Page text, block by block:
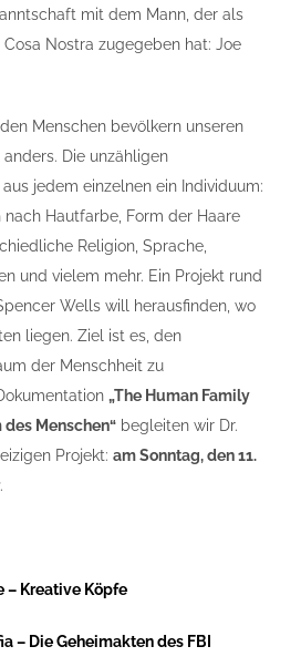
mit dem Mann, der als
Nostra zugegeben hat: Joe
Menschen bevölkern unseren
Die unzähligen
jedem einzelnen ein Individuum:
Hautfarbe, Form der Haare
Religion, Sprache,
und vielem mehr. Ein Projekt rund
Wells will herausfinden, wo
liegen. Ziel ist es, den
der Menschheit zu
„The Human Family
Menschen“ begleiten wir Dr.
Projekt: am Sonntag, den 11.
.
– Kreative Köpfe
– Die Geheimakten des FBI